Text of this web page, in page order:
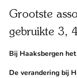
Grootste
gebruikte 3,
Bij Haaksbergen
De verandering bij